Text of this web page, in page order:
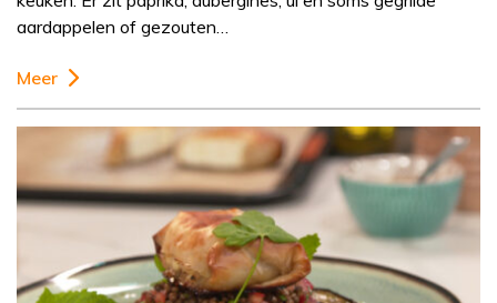
aardappelen of gezouten…
Meer